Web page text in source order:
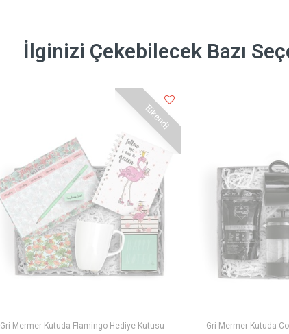
İlginizi Çekebilecek Bazı
Tükendi
Gri Mermer Kutuda Flamingo Hediye Kutusu Gri Mermer Kutuda